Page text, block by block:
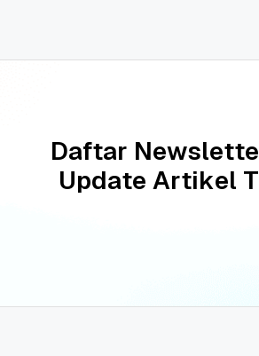
Daftar Newslette
Update Artikel T